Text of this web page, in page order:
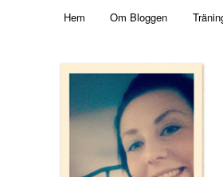
Militärmamman
Skip to primary content
Hem Om Bloggen